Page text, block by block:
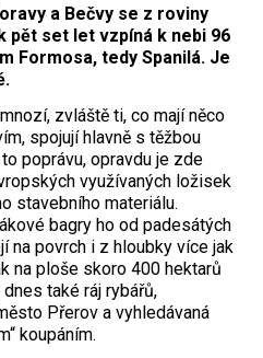
a Bečvy se z roviny
pět set let vzpíná k nebi 96
Formosa, tedy Spanilá. Je
zvláště ti, co mají něco
spojují hlavně s těžbou
poprávu, opravdu je zde
využívaných ložisek
stavebního materiálu.
bagry ho od padesátých
na povrch i z hloubky více jak
na ploše skoro 400 hektarů
také ráj rybářů,
Přerov a vyhledávaná
koupáním.